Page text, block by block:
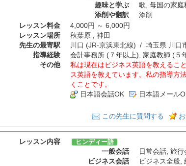
趣味と学ぶ
歌 母国の家庭
添削や翻訳
添削
レッスン料金
4,000円 ～ 6,000円
レッスン場所
秋葉原 , 神田
先生の最寄駅
川口 (JR-京浜東北線) / 埼玉県 川口
指導経験
会計事務所 (７年以上), 家庭教師 (５
その他
私は現在はビジネス英語を教えるこ
ス英語を教えています。私の指導方
くことです。
日本語会話OK
日本語メール
この先生に質問する
レッスン内容 ヒンディー語
一般会話 日常会話, 旅行
ビジネス会話
ビジネス全般,